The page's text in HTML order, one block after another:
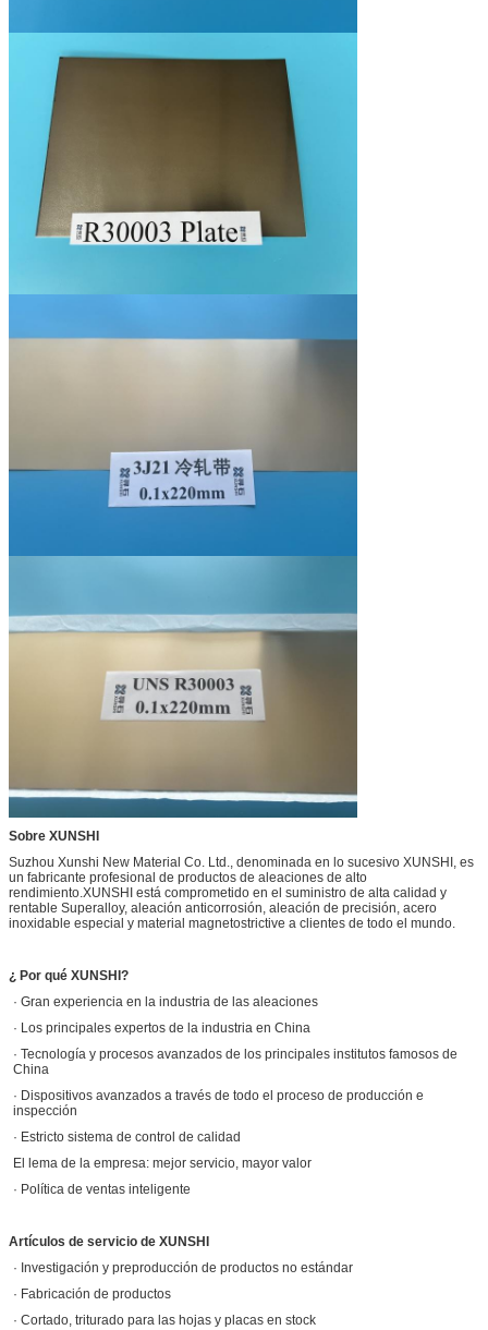
Sobre XUNSHI
Suzhou Xunshi New Material Co. Ltd., denominada en lo sucesivo XUNSHI, es
un fabricante profesional de productos de aleaciones de alto
rendimiento.XUNSHI está comprometido en el suministro de alta calidad y
rentable Superalloy, aleación anticorrosión, aleación de precisión, acero
inoxidable especial y material magnetostrictive a clientes de todo el mundo.
¿ Por qué XUNSHI?
· Gran experiencia en la industria de las aleaciones
· Los principales expertos de la industria en China
· Tecnología y procesos avanzados de los principales institutos famosos de
China
· Dispositivos avanzados a través de todo el proceso de producción e
inspección
· Estricto sistema de control de calidad
El lema de la empresa: mejor servicio, mayor valor
· Política de ventas inteligente
Artículos de servicio de XUNSHI
· Investigación y preproducción de productos no estándar
· Fabricación de productos
· Cortado, triturado para las hojas y placas en stock